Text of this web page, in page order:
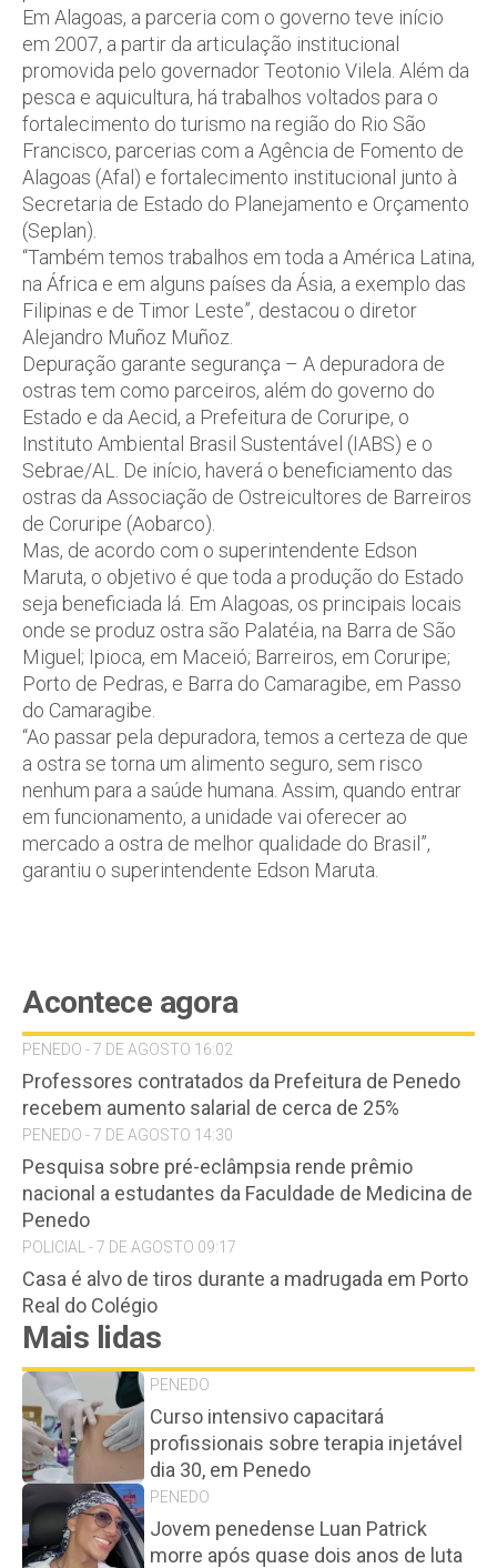
Em Alagoas, a parceria com o governo teve início
em 2007, a partir da articulação institucional
promovida pelo governador Teotonio Vilela. Além da
pesca e aquicultura, há trabalhos voltados para o
fortalecimento do turismo na região do Rio São
Francisco, parcerias com a Agência de Fomento de
Alagoas (Afal) e fortalecimento institucional junto à
Secretaria de Estado do Planejamento e Orçamento
(Seplan).
“Também temos trabalhos em toda a América Latina,
na África e em alguns países da Ásia, a exemplo das
Filipinas e de Timor Leste”, destacou o diretor
Alejandro Muñoz Muñoz.
Depuração garante segurança – A depuradora de
ostras tem como parceiros, além do governo do
Estado e da Aecid, a Prefeitura de Coruripe, o
Instituto Ambiental Brasil Sustentável (IABS) e o
Sebrae/AL. De início, haverá o beneficiamento das
ostras da Associação de Ostreicultores de Barreiros
de Coruripe (Aobarco).
Mas, de acordo com o superintendente Edson
Maruta, o objetivo é que toda a produção do Estado
seja beneficiada lá. Em Alagoas, os principais locais
onde se produz ostra são Palatéia, na Barra de São
Miguel; Ipioca, em Maceió; Barreiros, em Coruripe;
Porto de Pedras, e Barra do Camaragibe, em Passo
do Camaragibe.
“Ao passar pela depuradora, temos a certeza de que
a ostra se torna um alimento seguro, sem risco
nenhum para a saúde humana. Assim, quando entrar
em funcionamento, a unidade vai oferecer ao
mercado a ostra de melhor qualidade do Brasil”,
garantiu o superintendente Edson Maruta.
Acontece agora
PENEDO - 7 DE AGOSTO 16:02
Professores contratados da Prefeitura de Penedo
recebem aumento salarial de cerca de 25%
PENEDO - 7 DE AGOSTO 14:30
Pesquisa sobre pré-eclâmpsia rende prêmio
nacional a estudantes da Faculdade de Medicina de
Penedo
POLICIAL - 7 DE AGOSTO 09:17
Casa é alvo de tiros durante a madrugada em Porto
Real do Colégio
Mais lidas
PENEDO
Curso intensivo capacitará
profissionais sobre terapia injetável
dia 30, em Penedo
PENEDO
Jovem penedense Luan Patrick
morre após quase dois anos de luta